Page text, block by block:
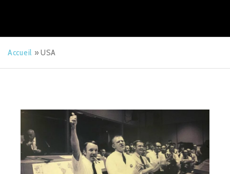
Accueil »USA